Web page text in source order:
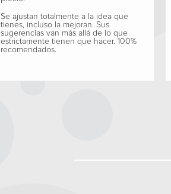
Se ajustan totalmente a la idea que
tienes, incluso la mejoran. Sus
sugerencias van más allá de lo que
estrictamente tienen que hacer. 100%
recomendados.